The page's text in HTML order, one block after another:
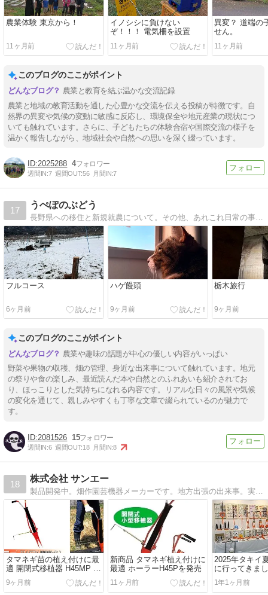
農業体験 東京から！
11ヶ月前
イノシシに負けない
ぞ！！！ 電気柵を設置
11ヶ月前
異変？ 道端の
せん。
11ヶ月前
このブログのここがポイント
農業と教育を結ぶ温かな交流記録
農業と地域の教育活動を通した心豊かな交流を伝える投稿が特徴です。自
然界の異変や気候の変動に敏感に反応し、環境保全や地元産業の現状につ
いても触れています。さらに、子どもたちの体験合宿や国際交流の様子を
温かく報告しながら、地域社会や自然への思いを深く綴っています。
2025288 4
週間IN:7 週間OUT:56 月間IN:7
17
うぺぽのぶどう
長野県への移住と新規就農について。その他、あれこれ日常の事を綴っていきます。
フルコース
6ヶ月前
ハゲ饅頭
9ヶ月前
栃木旅行
9ヶ月前
このブログのここがポイント
農業や趣味の話題が中心の優しい内容がいっぱい
野菜や果物の収穫、畑の管理、身近な出来事について触れています。地元
の祭りや食の楽しみ、最近読んだ本や自然とのふれあいも紹介されてお
り、ほっこりとした気持ちになれる内容です。リアルな日々の風景や気候
の変化を通じて、親しみやすくも丁寧な文章で綴られているのが魅力で
す。
2081526 15
週間IN:6 週間OUT:18 月間IN:8
18
株式会社 サンエー
タマネギ苗の植え付けに最
適 開閉式移植器 H45MP 動
画更新
9ヶ月前
新商品 タマネギ植え付けに
最適 ホーラーH45Pを発売
11ヶ月前
2025年タキイ
に行ってきま
1年1ヶ月前